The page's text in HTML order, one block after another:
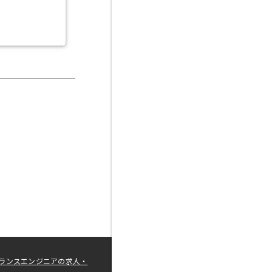
ンスエンジニアの求人・